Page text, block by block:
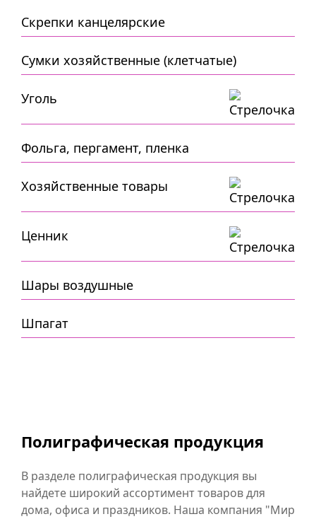
Скрепки канцелярские
Сумки хозяйственные (клетчатые)
Уголь
Фольга, пергамент, пленка
Хозяйственные товары
Ценник
Шары воздушные
Шпагат
Полиграфическая продукция
В разделе полиграфическая продукция вы
найдете широкий ассортимент товаров для
дома, офиса и праздников. Наша компания "Мир